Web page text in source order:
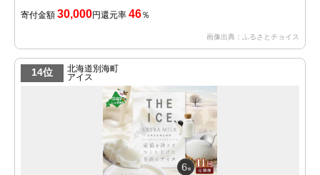
ーム スイーツ 牛乳 生乳 みるく ミルク 乳製品 セット
北海道 別海町 ふるさとチョイス ふるさと納税 仕組み
キャンペーン 限度額 計算 ランキング やり方 シミュレ
ーション チョイス チョイスマイル ジェラート ）
寄付金額 30,000円還元率 46％
画像出典：ふるさとチョイス
14位
北海道別海町
アイス